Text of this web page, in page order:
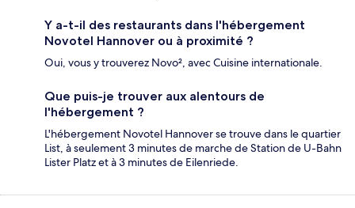
Y a-t-il des restaurants dans l'hébergement
Novotel Hannover ou à proximité ?
Oui, vous y trouverez Novo², avec Cuisine internationale.
Que puis-je trouver aux alentours de
l'hébergement ?
L'hébergement Novotel Hannover se trouve dans le quartier
List, à seulement 3 minutes de marche de Station de U-Bahn
Lister Platz et à 3 minutes de Eilenriede.